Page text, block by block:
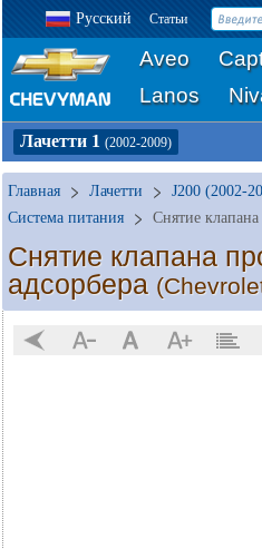
Русский Статьи
Aveo
Lanos
Лачетти 1 (2002-2009)
Главная Лачетти J200 (2002-
Система питания
Снятие
Снятие клапана
адсорбера